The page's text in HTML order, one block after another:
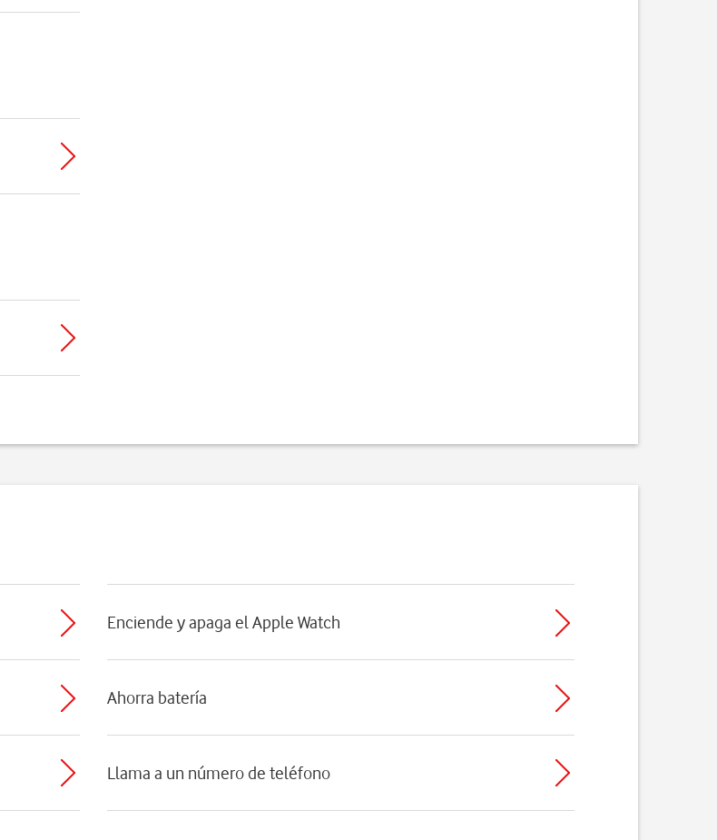
Enciende y apaga el Apple Watch
Ahorra batería
Llama a un número de teléfono